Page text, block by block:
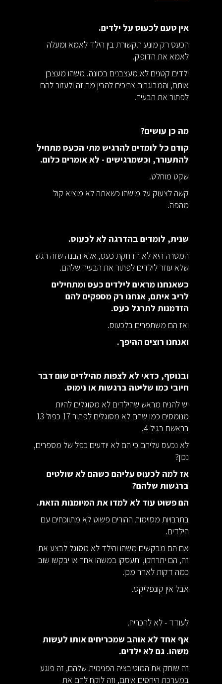
אין טעם לכעוס על ילדים.
הכעס רק מונע תקשורת בין הילד לאמא ומעלה
לאמא את הדופק.
ילדים קטנים לא מעצבנים בכוונה. משהו מעצבן
אותם, והמבוגרים צריכים להבין מה זה ולעזור להם
לפתור את הבעיה.
מה כן עושים?
קודם כל לומדים להרגיש מתי הכעס מתחיל
להתעורר, וכשמרגישים - לא אומרים כלום.
שקט מוחלט.
קשה לצעוק על מישהו כשאתה לא מוציא קול
מהפה.
שנית, לומדים בהדרגה לא לכעוס.
המטרה היא לא הדחקת כעס, אלא הבנה שזה רגש
שלא עוזר לילדים לפתור את הבעיה שלהם.
כשאנחנו מראים לילדים כעס ומתחילים
לריב איתם, אנחנו רק מספקים להם
הזדמנות לתרגל כעס.
ואז הם משתפרים בלכעוס.
ואנחנו רוצים ההיפך.
ובנוסף, כדאי לא לצפות מהילדים שום דבר
חיובי כמו שליטה ברגשות או נימוס.
יש להניח מראש שהילדים לא מסוגלים להיות
מנומסים כמו שהם לא מסוגלים לפתור 17 כפול 13
בראשם בגיל 4.
לא נכעס עליהם כי הם לא יודעים כפל של מספרים,
נכון?
אז למה לכעוס עליהם כשהם לא שולטים
ברגשות שלהם?
הם פשוט עוד לא למדו את המיומנות הזאת.
בתרבויות מסוימות ההורים פשוט לא מתווכחים עם
הילדים.
אם הם מבקשים משהו והילד לא מסוגל לבצע את
זה, הם יתרחקו, יתעסקו במשהו אחר או יבקשו שוב
כמה דקות לאחר מכן.
אבל אין קונפליקט.
לעודד - לא להכריח.
אף אחד לא אוהב שמכריחים אותו לעשות
משהו. גם לא ילדים.
זה שוחק את המוטיבציה הפנימית שלהם, זה פוגע
במערכת היחסים איתם, וזה לוקח להם את